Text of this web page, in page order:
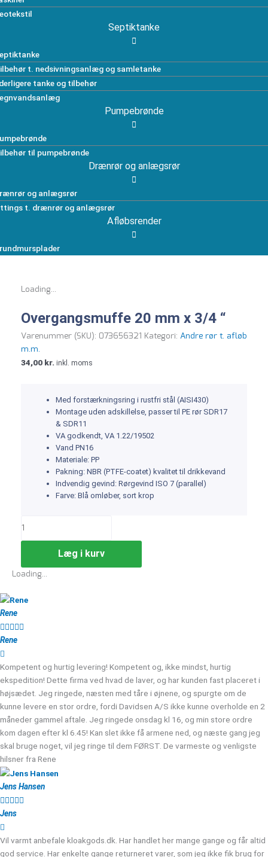
Septiktanke
t. nedsivningsanlæg og samletanke
tanke og tilbehør
Pumpebrønde
til pumpebrønde
Drænrør og anlægsrør
og anlægsrør
t. drænrør og anlægsrør
Afløbsrender
Loading...
Overgangsmuffe 20 mm x 3/4 “
Varenummer (SKU): 073656321 Kategori: Andre rør t. afløb
m.m.
34,00 kr. inkl. moms
Med forstærkningsring i rustfri stål (AISI430)
Montage uden adskillelse, passer til PE rør SDR17
& SDR11
VA godkendt, VA 1.22/19502
Vand PN16
Materiale: PP
Pakning: NBR (PTFE-coatet) kvalitet til drikkevand
Indvendig gevind: Rørgevind ISO 7 (parallel)
Farve: Blå omløber, sort krop
Læg i kurv
Loading...
Rene

Rene
Kompetent og hurtig levering! Kompetent og, ikke mindst, hurtig
ekspedition! Dette firma ved hvad de laver, og har kunden fast placeret i
højsædet. Jeg ringede, næsten med tåre i øjnene, og spurgte om de
kunne levere en stor ordre, fordi Davidsen A/S ikke kunne overholde en 2
måneder gammel aftale. Jeg ringede onsdag kl 16, og min store ordre
kom dagen efter kl 6.45! Kan slet ikke få armene ned, og næste gang jeg
skal bruge noget, vil jeg ringe til dem FØRST. De varmeste og venligste
hilsner fra Rene
Jens Hansen

Jens
Vil varmt anbefale kloakgods.dk. Har handlet her mange gange og får altid
god service. Har enkelte gange returneret varer, som jeg ikke fik brug for